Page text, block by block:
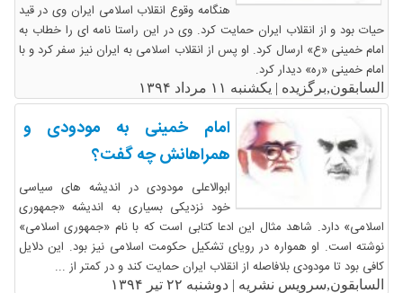
هنگامه وقوع انقلاب اسلامی ایران وی در قید
حیات بود و از انقلاب ایران حمایت کرد. وی در این راستا نامه ای را خطاب به
امام خمینی «ع» ارسال کرد. او پس از انقلاب اسلامی به ایران نیز سفر کرد و با
امام خمینی «ره» دیدار کرد.
السابقون,برگزیده | یکشنبه ۱۱ مرداد ۱۳۹۴
امام خمینی به مودودی و
همراهانش چه گفت؟
ابوالاعلی مودودی در اندیشه های سیاسی
خود نزدیکی بسیاری به اندیشه «جمهوری
اسلامی» دارد. شاهد مثال این ادعا کتابی است که با نام «جمهوری اسلامی»
نوشته است. او همواره در رویای تشکیل حکومت اسلامی نیز بود. این دلایل
کافی بود تا مودودی بلافاصله از انقلاب ایران حمایت کند و در کمتر از ...
السابقون,سرویس نشریه | دوشنبه ۲۲ تیر ۱۳۹۴